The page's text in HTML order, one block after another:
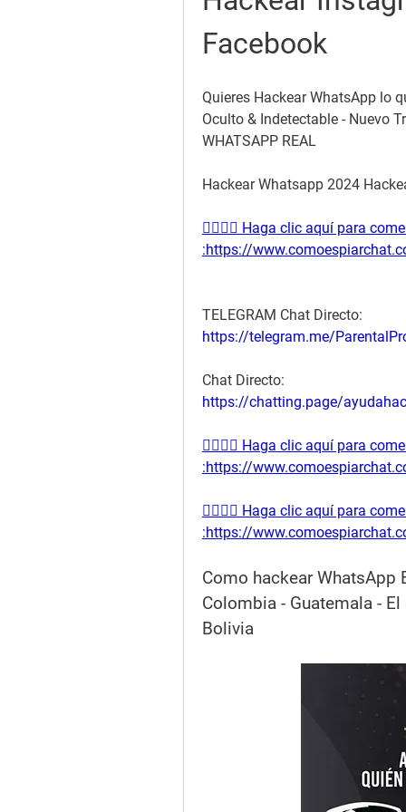
Facebook
Quieres Hackear WhatsApp lo
Oculto & Indetectable - Nuevo
WHATSAPP REAL
Hackear Whatsapp 2024
👉🏻👉🏻 Haga clic aquí para
:https://
TELEGRAM Chat Directo:
https://telegram.me/
Chat Directo:
https://chatting.page/
👉🏻👉🏻 Haga clic aquí para
:https://
👉🏻👉🏻 Haga clic aquí para
:https://
Como hackear WhatsApp
Colombia - Guatemala -
Bolivia